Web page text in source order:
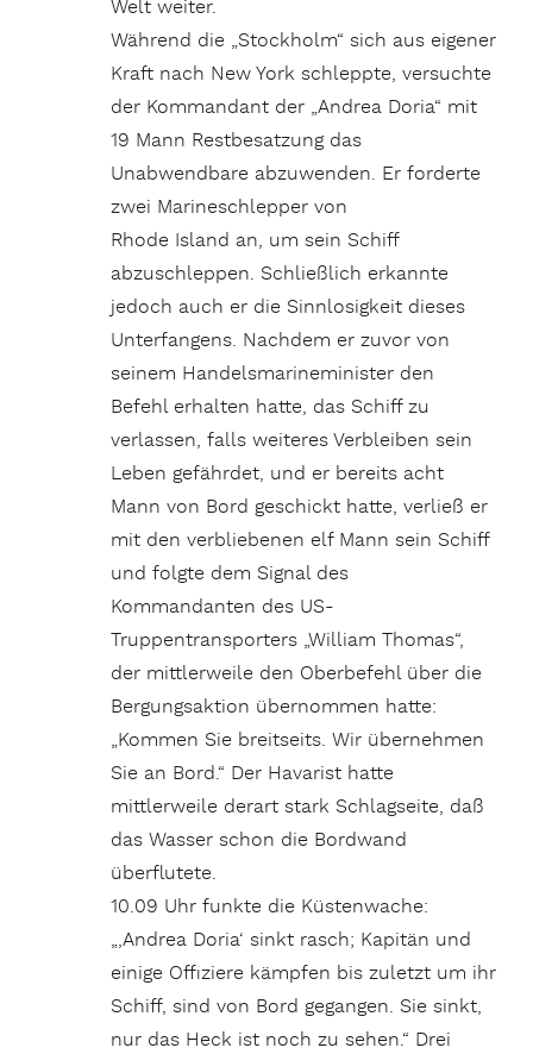
Welt weiter.
Während die „Stockholm“ sich aus eigener
Kraft nach New York schleppte, versuchte
der Kommandant der „Andrea Doria“ mit
19 Mann Restbesatzung das
Unabwendbare abzuwenden. Er forderte
zwei Marineschlepper von
Rhode Island an, um sein Schiff
abzuschleppen. Schließlich erkannte
jedoch auch er die Sinnlosigkeit dieses
Unterfangens. Nachdem er zuvor von
seinem Handelsmarineminister den
Befehl erhalten hatte, das Schiff zu
verlassen, falls weiteres Verbleiben sein
Leben gefährdet, und er bereits acht
Mann von Bord geschickt hatte, verließ er
mit den verbliebenen elf Mann sein Schiff
und folgte dem Signal des
Kommandanten des US-
Truppentransporters „William Thomas“,
der mittlerweile den Oberbefehl über die
Bergungsaktion übernommen hatte:
„Kommen Sie breitseits. Wir übernehmen
Sie an Bord.“ Der Havarist hatte
mittlerweile derart stark Schlagseite, daß
das Wasser schon die Bordwand
überflutete.
10.09 Uhr funkte die Küstenwache:
„,Andrea Doria‘ sinkt rasch; Kapitän und
einige Offiziere kämpfen bis zuletzt um ihr
Schiff, sind von Bord gegangen. Sie sinkt,
nur das Heck ist noch zu sehen.“ Drei